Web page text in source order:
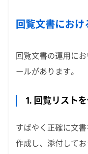
回覧文書にお
回覧文書の運用に
ールがあります。
1. 回覧リスト
すばやく正確に文
作成し、添付して